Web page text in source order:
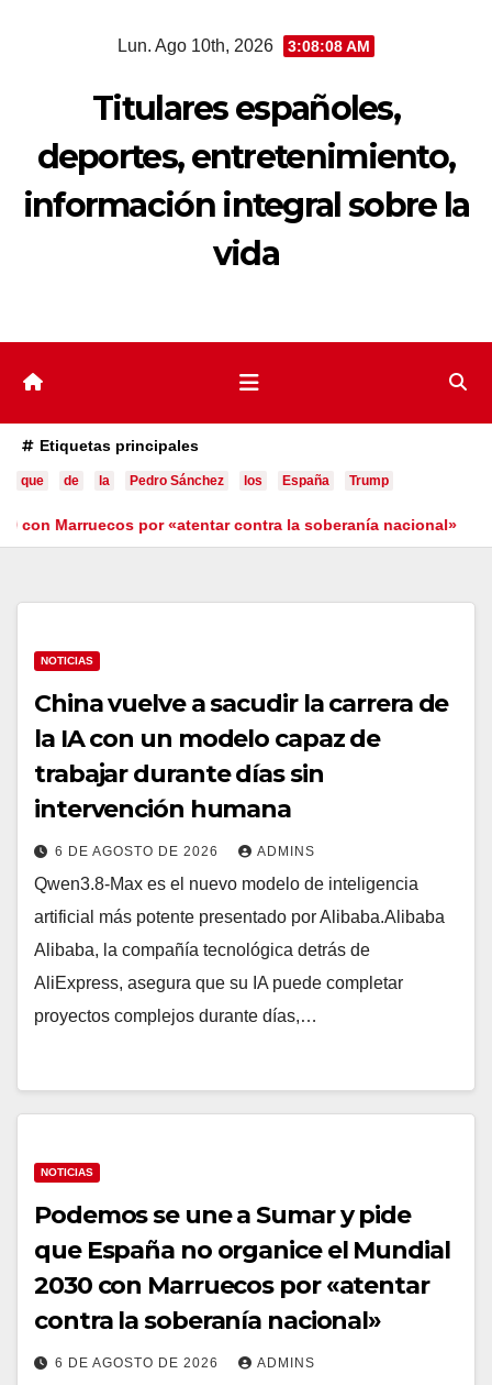
Lun. Ago 10th, 2026 3:08:09 AM
Titulares españoles,
deportes, entretenimiento,
información integral sobre la
vida
Etiquetas principales
que de la Pedro Sánchez los España Trump
por «atentar contra la soberanía nacional» El
NOTICIAS
China vuelve a sacudir la carrera de
la IA con un modelo capaz de
trabajar durante días sin
intervención humana
6 DE AGOSTO DE 2026 ADMINS
Qwen3.8-Max es el nuevo modelo de inteligencia
artificial más potente presentado por Alibaba.Alibaba
Alibaba, la compañía tecnológica detrás de
AliExpress, asegura que su IA puede completar
proyectos complejos durante días,…
NOTICIAS
Podemos se une a Sumar y pide
que España no organice el Mundial
2030 con Marruecos por «atentar
contra la soberanía nacional»
6 DE AGOSTO DE 2026 ADMINS